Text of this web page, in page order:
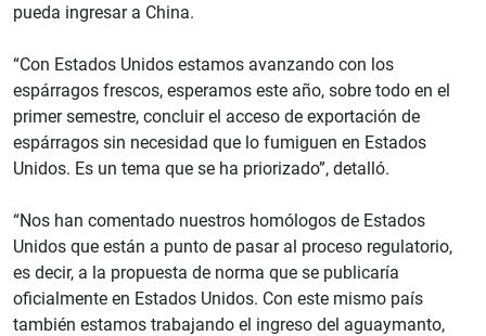
pueda ingresar a China.
“Con Estados Unidos estamos avanzando con los
espárragos frescos, esperamos este año, sobre todo en el
primer semestre, concluir el acceso de exportación de
espárragos sin necesidad que lo fumiguen en Estados
Unidos. Es un tema que se ha priorizado”, detalló.
“Nos han comentado nuestros homólogos de Estados
Unidos que están a punto de pasar al proceso regulatorio,
es decir, a la propuesta de norma que se publicaría
oficialmente en Estados Unidos. Con este mismo país
también estamos trabajando el ingreso del aguaymanto,